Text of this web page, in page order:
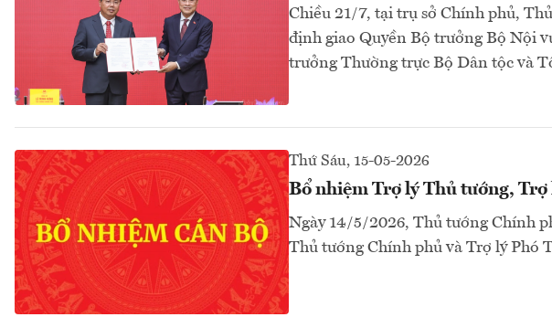
Chiều 21/7, tại trụ sở Chính phủ,
định giao Quyền Bộ trưởng Bộ Nội
trưởng Thường trực Bộ Dân tộc và
Thứ Sáu, 15-05-2026
Bổ nhiệm Trợ lý Thủ tướng,
Ngày 14/5/2026, Thủ tướng Chính
Thủ tướng Chính phủ và Trợ lý Phó